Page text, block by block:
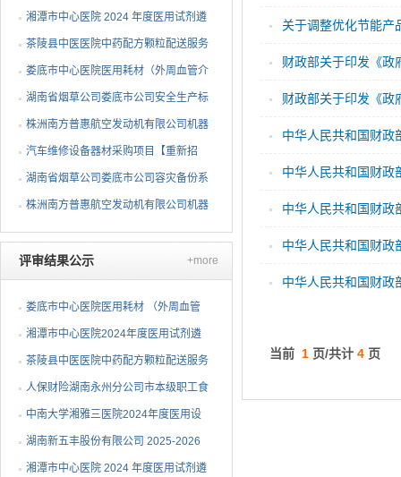
关于调整优化节能产
财政部关于印发《政
财政部关于印发《政
中华人民共和国财政
中华人民共和国财政
中华人民共和国财政
中华人民共和国财政
中华人民共和国财政
当前 1 页/共计 4 页
湘潭市中心医院 2024 年度医用试剂遴
选项目（第三次）公开...
茶陵县中医医院中药配方颗粒配送服务
项目 公开招标公告
娄底市中心医院医用耗材（外周血管介
入耗材）遴选项目招标...
湖南省烟草公司娄底市公司安全生产标
准化二级达标复评技术...
株洲南方普惠航空发动机有限公司机器
人去毛刺项目（第二次...
汽车维修设备器材采购项目【重新招
标】招标公告
湖南省烟草公司娄底市公司容灾备份系
统采购项目
株洲南方普惠航空发动机有限公司机器
人去毛刺项目（第二次...
评审结果公示 +more
娄底市中心医院医用耗材 （外周血管
介入耗材）遴选项目中...
湘潭市中心医院2024年度医用试剂遴
选项目（第三次）中选候...
茶陵县中医医院中药配方颗粒配送服务
项目中标（成交）公告
人保财险湖南永州分公司市本级职工食
堂维修改造采购项目成...
中南大学湘雅三医院2024年度医用设
备（C-6）包二中标公告
湖南新五丰股份有限公司 2025-2026
年度塑料包装袋采购项...
湘潭市中心医院 2024 年度医用试剂遴